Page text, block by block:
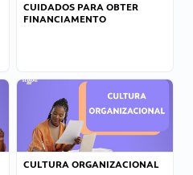
CUIDADOS PARA OBTER
FINANCIAMENTO
CULTURA ORGANIZACIONAL